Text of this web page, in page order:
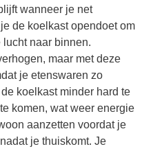
wanneer je net
de koelkast opendoet om
naar binnen.
maar met deze
je etenswaren zo
koelkast minder hard te
komen, wat weer energie
aanzetten voordat je
je thuiskomt. Je